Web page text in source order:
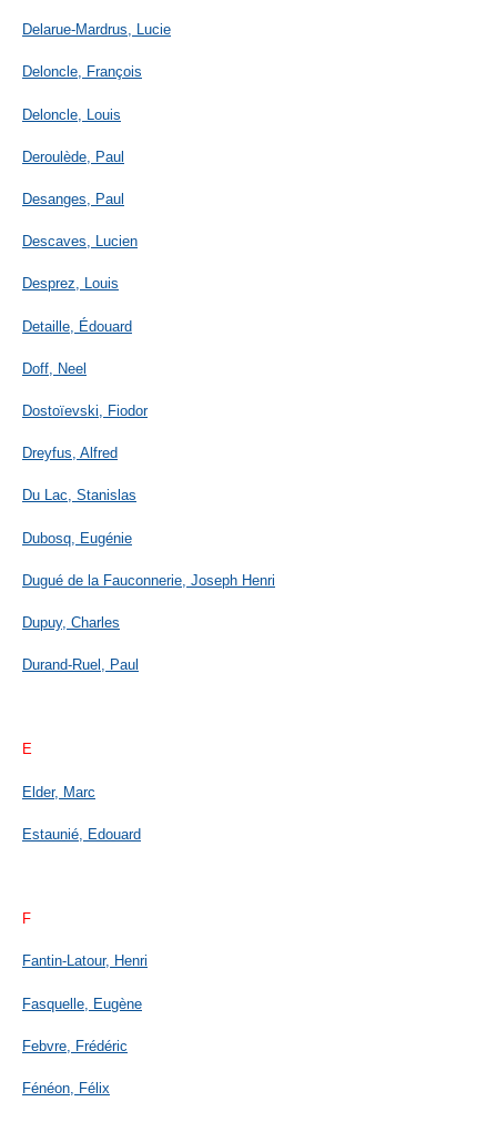
Delarue-Mardrus, Lucie
Deloncle, François
Deloncle, Louis
Deroulède, Paul
Desanges, Paul
Descaves, Lucien
Desprez, Louis
Detaille, Édouard
Doff, Neel
Dostoïevski, Fiodor
Dreyfus, Alfred
Du Lac, Stanislas
Dubosq, Eugénie
Dugué de la Fauconnerie, Joseph Henri
Dupuy, Charles
Durand-Ruel, Paul
E
Elder, Marc
Estaunié, Edouard
F
Fantin-Latour, Henri
Fasquelle, Eugène
Febvre, Frédéric
Fénéon, Félix